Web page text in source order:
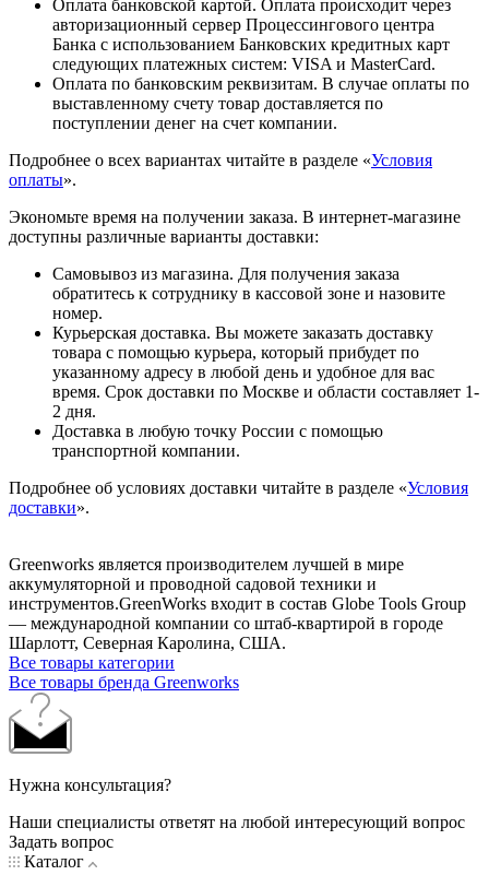
Оплата банковской картой. Оплата происходит через
авторизационный сервер Процессингового центра
Банка с использованием Банковских кредитных карт
следующих платежных систем: VISA и MasterCard.
Оплата по банковским реквизитам. В случае оплаты по
выставленному счету товар доставляется по
поступлении денег на счет компании.
Подробнее о всех вариантах читайте в разделе «Условия
оплаты».
Экономьте время на получении заказа. В интернет-магазине
доступны различные варианты доставки:
Самовывоз из магазина. Для получения заказа
обратитесь к сотруднику в кассовой зоне и назовите
номер.
Курьерская доставка. Вы можете заказать доставку
товара с помощью курьера, который прибудет по
указанному адресу в любой день и удобное для вас
время. Срок доставки по Москве и области составляет 1-
2 дня.
Доставка в любую точку России с помощью
транспортной компании.
Подробнее об условиях доставки читайте в разделе «Условия
доставки».
Greenworks является производителем лучшей в мире
аккумуляторной и проводной садовой техники и
инструментов.GreenWorks входит в состав Globe Tools Group
— международной компании со штаб-квартирой в городе
Шарлотт, Северная Каролина, США.
Все товары категории
Все товары бренда Greenworks
Нужна консультация?
Наши специалисты ответят на любой интересующий вопрос
Задать вопрос
Каталог